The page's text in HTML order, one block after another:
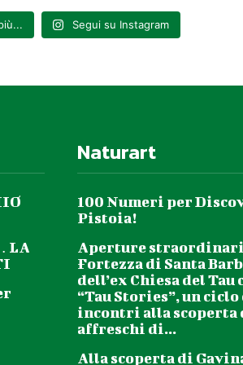
Francesco Manenti ass. artistica Stefano
– Fondazione Radioterapia Oncologica
FRED WESLEY
Sierra (sax, flauto) Reggie Ward
Cox (batteria) in collaborazione con
Segui su Instagram
LA
Naturart
100 Numeri per
Pistoia!
Aperture
Fortezza di Santa
dell’ex Chiesa del Tau
“Tau Stories”, un ciclo
incontri alla scoperta
affreschi di...
Alla scoperta di